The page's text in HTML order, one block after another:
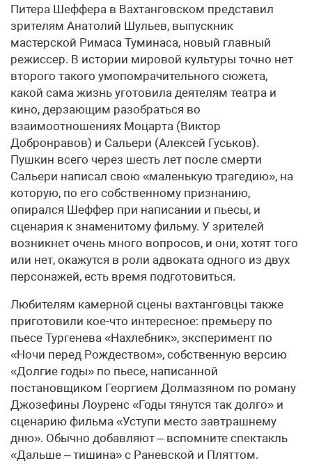
Питера Шеффера в Вахтанговском представил
зрителям Анатолий Шульев, выпускник
мастерской Римаса Туминаса, новый главный
режиссер. В истории мировой культуры точно нет
второго такого умопомрачительного сюжета,
какой сама жизнь уготовила деятелям театра и
кино, дерзающим разобраться во
взаимоотношениях Моцарта (Виктор
Добронравов) и Сальери (Алексей Гуськов).
Пушкин всего через шесть лет после смерти
Сальери написал свою «маленькую трагедию», на
которую, по его собственному признанию,
опирался Шеффер при написании и пьесы, и
сценария к знаменитому фильму. У зрителей
возникнет очень много вопросов, и они, хотят того
или нет, окажутся в роли адвоката одного из двух
персонажей, есть время подготовиться.
Любителям камерной сцены вахтанговцы также
приготовили кое-что интересное: премьеру по
пьесе Тургенева «Нахлебник», эксперимент по
«Ночи перед Рождеством», собственную версию
«Долгие годы» по пьесе, написанной
постановщиком Георгием Долмазяном по роману
Джозефины Лоуренс «Годы тянутся так долго» и
сценарию фильма «Уступи место завтрашнему
дню». Обычно добавляют – вспомните спектакль
«Дальше – тишина» с Раневской и Пляттом.